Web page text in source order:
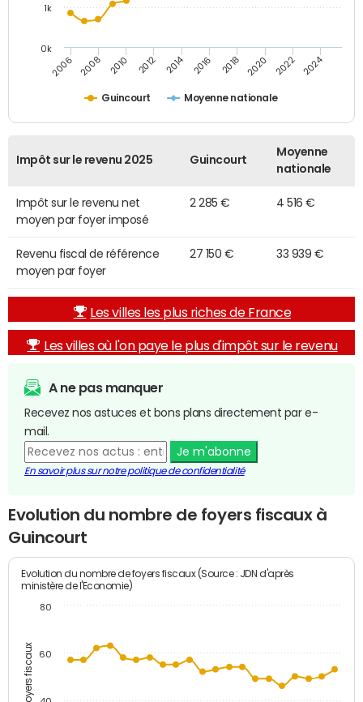
Guincourt Moyenne nationale
2006 2008 2010 2012 2014 2016 2018 2020 2022 2024
0k
1k
Impôt sur le revenu 2025 Guincourt
Moyenne
nationale
Impôt sur le revenu net
moyen par foyer imposé
2 285 € 4 516 €
Revenu fiscal de référence
moyen par foyer
27 150 € 33 939 €
Les villes les plus riches de France
Les villes où l'on paye le plus d'impôt sur le revenu
A ne pas manquer
Recevez nos astuces et bons plans directement par e-
mail.
Je m'abonne
En savoir plus sur notre politique de confidentialité
Evolution du nombre de foyers fiscaux à
Guincourt
Evolution du nombre de foyers fiscaux (Source : JDN d'après
ministère de l'Economie)
60
80